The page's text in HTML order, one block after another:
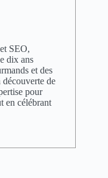
SEO,
dix ans
et des
découverte de
pour
en célébrant